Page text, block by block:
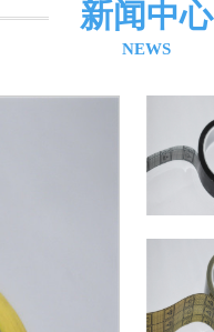
新闻中心
NEWS